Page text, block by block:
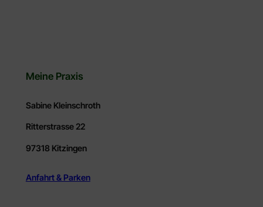
Meine Praxis
Sabine Kleinschroth
Ritterstrasse 22
97318 Kitzingen
Anfahrt & Parken